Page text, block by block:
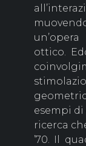
ottico.
esempi
ricerca
’70. Il